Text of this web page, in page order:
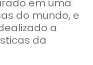
em uma
do mundo, e
a
da